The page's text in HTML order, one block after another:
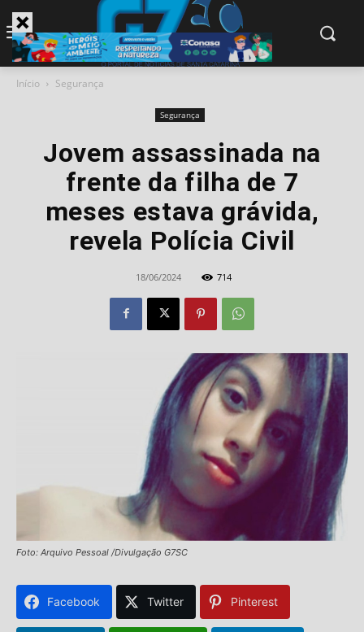
Início Segurança
Segurança
Jovem assassinada na
frente da filha de 7
meses estava grávida,
revela Polícia Civil
18/06/2024 714
Foto: Arquivo Pessoal /Divulgação G7SC
Facebook Twitter Pinterest
modal-check